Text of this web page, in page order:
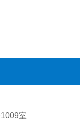
室